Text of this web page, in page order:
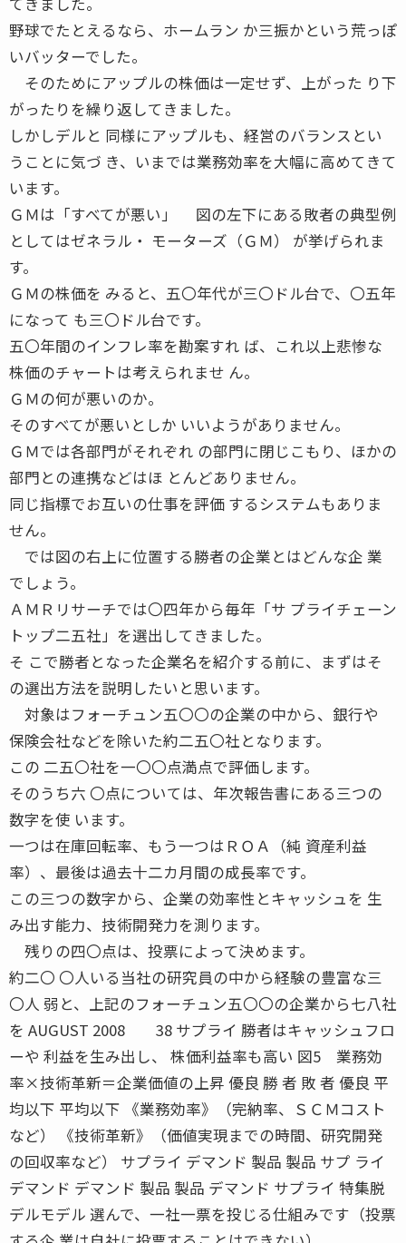
野球でたとえるなら、ホームラン か三振かという荒っぽ
いバッターでした。
そのためにアップルの株価は一定せず、上がった り下
がったりを繰り返してきました。
しかしデルと 同様にアップルも、経営のバランスとい
うことに気づ き、いまでは業務効率を大幅に高めてきて
います。
ＧＭは「すべてが悪い」 図の左下にある敗者の典型例
としてはゼネラル・ モーターズ（ＧＭ） が挙げられま
す。
ＧＭの株価を みると、五〇年代が三〇ドル台で、〇五年
になって も三〇ドル台です。
五〇年間のインフレ率を勘案すれ ば、これ以上悲惨な
株価のチャートは考えられませ ん。
ＧＭの何が悪いのか。
そのすべてが悪いとしか いいようがありません。
ＧＭでは各部門がそれぞれ の部門に閉じこもり、ほかの
部門との連携などはほ とんどありません。
同じ指標でお互いの仕事を評価 するシステムもありま
せん。
では図の右上に位置する勝者の企業とはどんな企 業
でしょう。
ＡＭＲリサーチでは〇四年から毎年「サ プライチェーン
トップ二五社」を選出してきました。
そ こで勝者となった企業名を紹介する前に、まずはそ
の選出方法を説明したいと思います。
対象はフォーチュン五〇〇の企業の中から、銀行や
保険会社などを除いた約二五〇社となります。
この 二五〇社を一〇〇点満点で評価します。
そのうち六 〇点については、年次報告書にある三つの
数字を使 います。
一つは在庫回転率、もう一つはＲＯＡ（純 資産利益
率）、最後は過去十二カ月間の成長率です。
この三つの数字から、企業の効率性とキャッシュを 生
み出す能力、技術開発力を測ります。
残りの四〇点は、投票によって決めます。
約二〇 〇人いる当社の研究員の中から経験の豊富な三
〇人 弱と、上記のフォーチュン五〇〇の企業から七八社
を AUGUST 2008 38 サプライ 勝者はキャッシュフロ
ーや 利益を生み出し、 株価利益率も高い 図5 業務効
率×技術革新＝企業価値の上昇 優良 勝 者 敗 者 優良 平
均以下 平均以下 《業務効率》（完納率、ＳＣＭコスト
など） 《技術革新》（価値実現までの時間、研究開発
の回収率など） サプライ デマンド 製品 製品 サプ ライ
デマンド デマンド 製品 製品 デマンド サプライ 特集脱
デルモデル 選んで、一社一票を投じる仕組みです（投票